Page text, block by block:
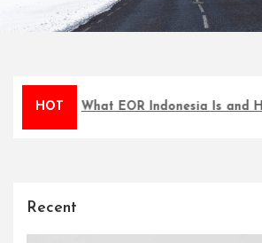
HOT
Know What EOR Indonesia Is and How
Recent